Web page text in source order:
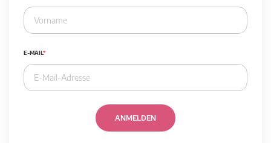
E-MAIL
ANMELDEN